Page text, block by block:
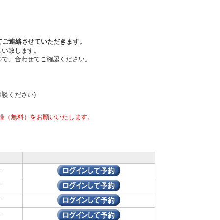
連絡させていただきます。
致します。
、合わせてご確認ください。
ください)
無料）をお願いいたします。